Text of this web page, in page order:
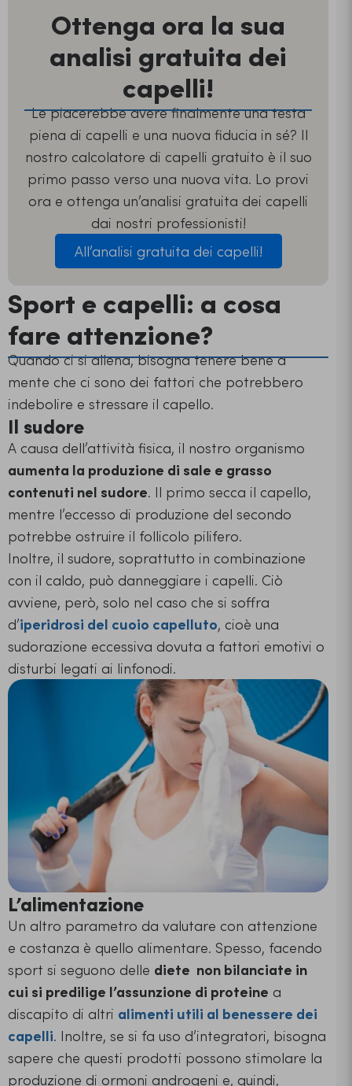
Ottenga ora la sua
analisi gratuita dei
capelli!
Le piacerebbe avere finalmente una testa
piena di capelli e una nuova fiducia in sé? Il
nostro calcolatore di capelli gratuito è il suo
primo passo verso una nuova vita. Lo provi
ora e ottenga un’analisi gratuita dei capelli
dai nostri professionisti!
All’analisi gratuita dei capelli!
Sport e capelli: a cosa
fare attenzione?
Quando ci si allena, bisogna tenere bene a
mente che ci sono dei fattori che potrebbero
indebolire e stressare il capello.
Il sudore
A causa dell’attività fisica, il nostro organismo
aumenta la produzione di sale e grasso
contenuti nel sudore. Il primo secca il capello,
mentre l’eccesso di produzione del secondo
potrebbe ostruire il follicolo pilifero.
Inoltre, il sudore, soprattutto in combinazione
con il caldo, può danneggiare i capelli. Ciò
avviene, però, solo nel caso che si soffra
d’iperidrosi del cuoio capelluto, cioè una
sudorazione eccessiva dovuta a fattori emotivi o
disturbi legati ai linfonodi.
L’alimentazione
Un altro parametro da valutare con attenzione
e costanza è quello alimentare. Spesso, facendo
sport si seguono delle diete non bilanciate in
cui si predilige l’assunzione di proteine a
discapito di altri alimenti utili al benessere dei
capelli. Inoltre, se si fa uso d’integratori, bisogna
sapere che questi prodotti possono stimolare la
produzione di ormoni androgeni e, quindi,